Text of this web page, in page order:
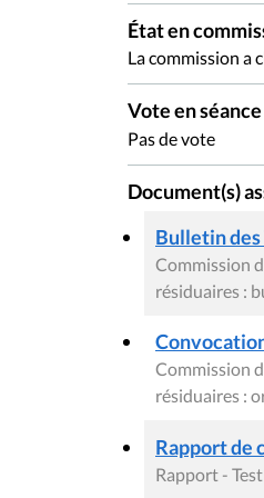
État en
La commission a
Vote en séance
Pas de vote
Document(s)
Bulletin des
Commission
résiduaires :
Commission
résiduaires :
Rapport de
Rapport -